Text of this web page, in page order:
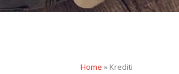
Home » Krediti